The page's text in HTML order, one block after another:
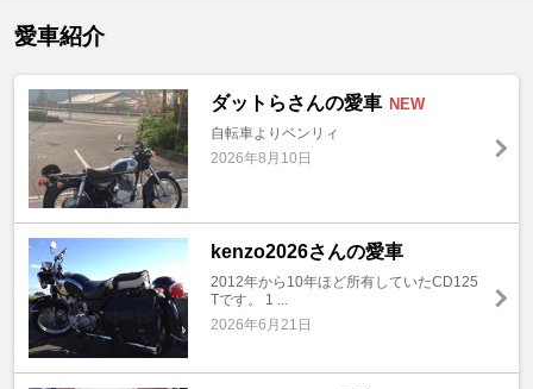
愛車紹介
ダットらさんの愛車 NEW
自転車よりベンリィ
2026年8月10日
kenzo2026さんの愛車
2012年から10年ほど所有していたCD125
Tです。 1 ...
2026年6月21日